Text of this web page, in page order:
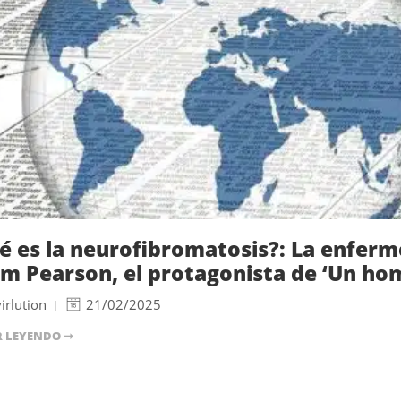
es la neurofibromatosis?: La
Pearson, el protagonista de ‘Un
21/02/2025
LEYENDO ➞